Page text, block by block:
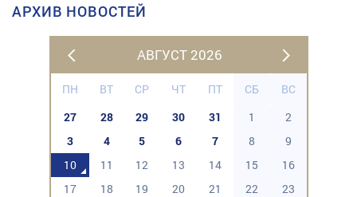
АРХИВ НОВОСТЕЙ
АВГУСТ 2026
ПН ВТ СР ЧТ ПТ СБ
ВС
27
28 29 30 31 1
2
3
4 5 6 7 8
9
10
11 12 13 14 15
16
17
18 19 20 21 22
23